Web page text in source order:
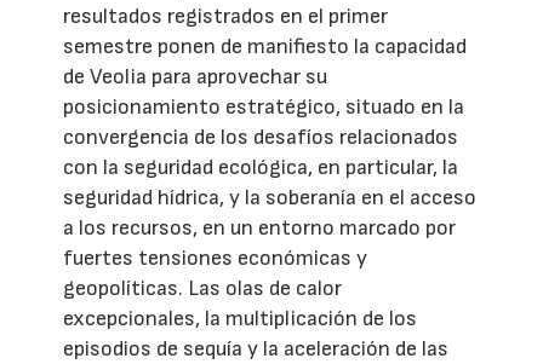
resultados registrados en el primer
semestre ponen de manifiesto la capacidad
de Veolia para aprovechar su
posicionamiento estratégico, situado en la
convergencia de los desafíos relacionados
con la seguridad ecológica, en particular, la
seguridad hídrica, y la soberanía en el acceso
a los recursos, en un entorno marcado por
fuertes tensiones económicas y
geopolíticas. Las olas de calor
excepcionales, la multiplicación de los
episodios de sequía y la aceleración de las